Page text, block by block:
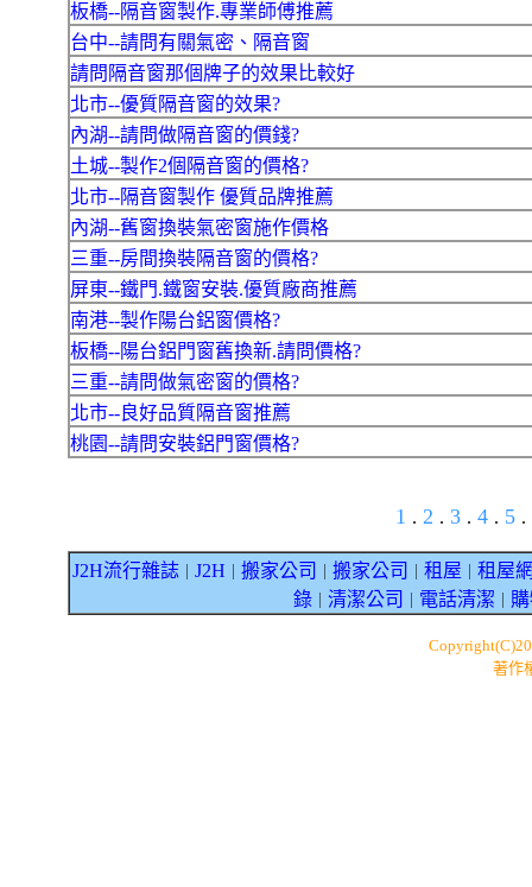
板橋--隔音窗製作.專業師傅推薦
台中--請問有關氣密、隔音窗
請問隔音窗那個牌子的效果比較好
北市--優質隔音窗的效果?
內湖--請問做隔音窗的價錢?
土城--製作2個隔音窗的價格?
北市--隔音窗製作 優質品牌推薦
內湖--舊窗換裝氣密窗施作價格
三重--房間換裝隔音窗的價格?
屏東--鐵門.鐵窗安裝.優質廠商推薦
南港--製作陽台鋁窗價格?
板橋--陽台鋁門窗舊換新.請問價格?
三重--請問做氣密窗的價格?
北市--良好品質隔音窗推薦
桃園--請問安裝鋁門窗價格?
1 . 2 . 3 . 4 . 5 .
J2H流行雜誌 J2H 搬家公司 搬家公司 租屋
租屋
錄｜ 清潔公司 電話清潔
著作